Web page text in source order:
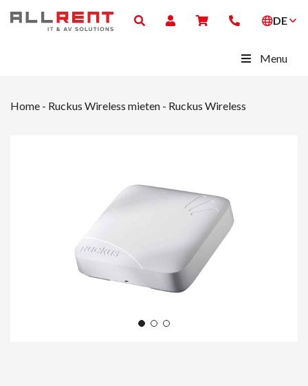
DE
Menu
Home - Ruckus Wireless mieten - Ruckus Wireless